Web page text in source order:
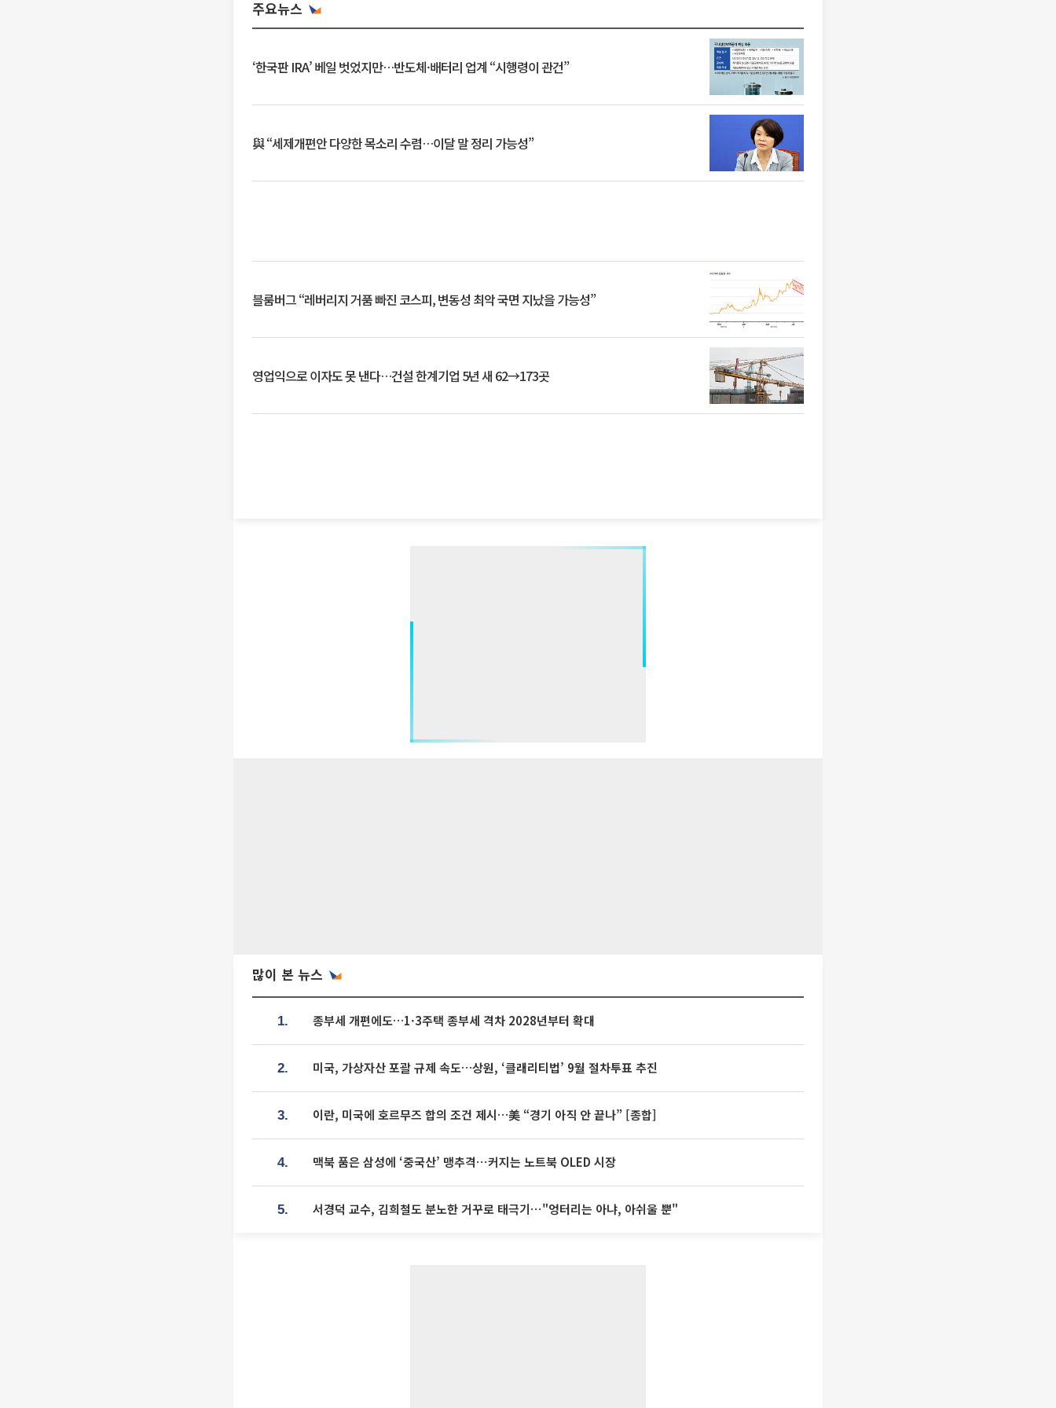
주요뉴스
‘한국판 IRA’ 베일 벗었지만…반도체·배터리 업계 “시행령이 관건”
與 “세제개편안 다양한 목소리 수렴…이달 말 정리 가능성”
블룸버그 “레버리지 거품 빠진 코스피, 변동성 최악 국면 지났을 가능성”
영업익으로 이자도 못 낸다…건설 한계기업 5년 새 62→173곳
많이 본 뉴스
1. 종부세 개편에도…1·3주택 종부세 격차 2028년부터 확대
2. 미국, 가상자산 포괄 규제 속도…상원, ‘클래리티법’ 9월 절차투표 추진
3. 이란, 미국에 호르무즈 합의 조건 제시…美 “경기 아직 안 끝나” [종합]
4. 맥북 품은 삼성에 ‘중국산’ 맹추격⋯커지는 노트북 OLED 시장
5. 서경덕 교수, 김희철도 분노한 거꾸로 태극기⋯"엉터리는 아냐, 아쉬울 뿐"